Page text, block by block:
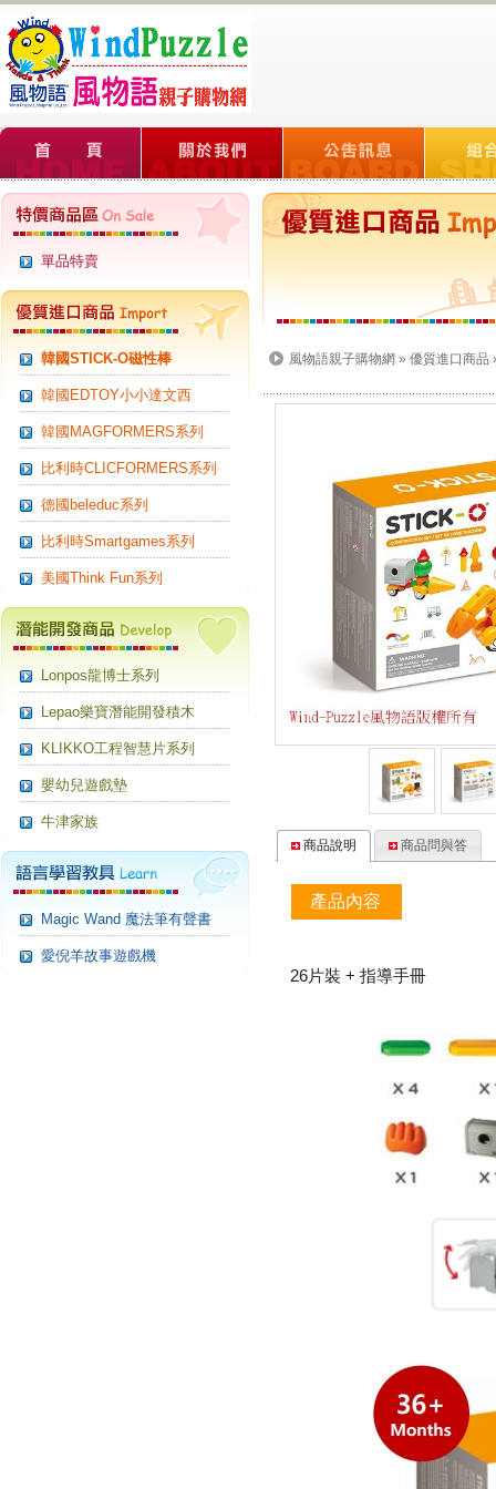
單品特賣
韓國STICK-O磁性棒
韓國EDTOY小小達文西
韓國MAGFORMERS系列
比利時CLICFORMERS系列
德國beleduc系列
比利時Smartgames系列
美國Think Fun系列
Lonpos龍博士系列
Lepao樂寶潛能開發積木
KLIKKO工程智慧片系列
嬰幼兒遊戲墊
牛津家族
Magic Wand 魔法筆有聲書
愛倪羊故事遊戲機
風物語親子購物網 » 優質進口商品
商品說明 商品問與答
產品內容
26片裝 + 指導手冊